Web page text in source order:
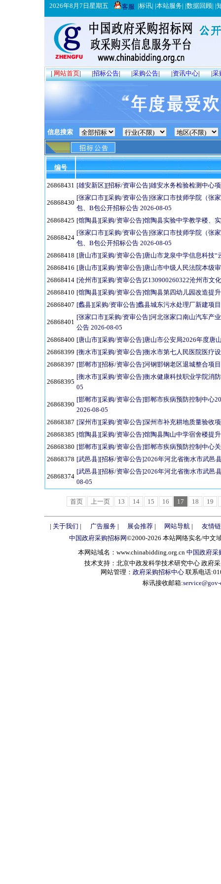
2026年8月7日星期五 客服 |标讯| |本站服务| |数据回顾| |
|网站首页| |招标公告| |采购公告| |资讯中心| |采
信息搜索
编号
26868431 [雄安新区][招标/资审公告]雄安水务检验检测中心
26868430
[张家口市][采购/资审公告]张家口市技师学院（张
包、B包公开招标公告 2026-08-05
26868425 [馆陶县][采购/资审公告]馆陶县实验中学教学楼、
26868424
[张家口市][采购/资审公告]张家口市技师学院（张
包、B包公开招标公告 2026-08-05
26868418 [唐山市][采购/资审公告]唐山市龙泉中学信息科技“
26868416 [唐山市][采购/资审公告]唐山市中级人民法院本级
26868414 [沧州市][采购/资审公告]Z130900260322沧州市文
26868410 [馆陶县][采购/资审公告]馆陶县第四幼儿园改造提
26868407 [蠡县][采购/资审公告]蠡县城东污水处理厂新建项
26868401
[张家口市][采购/资审公告]河北张家口南山汽车产
公告 2026-08-05
26868400 [唐山市][采购/资审公告]唐山市公安局2026年度唐
26868399 [衡水市][采购/资审公告]衡水市第七人民医院医疗
26868397 [邯郸市][招标/资审公告]河钢邯钢老区退城整合项
26868395
[衡水市][采购/资审公告]衡水健康科技职业学院消
05
26868390
[邯郸市][采购/资审公告]邯郸市疾病预防控制中心
2026-08-05
26868387 [深州市][采购/资审公告]深州市补充耕地质量验收
26868385 [馆陶县][采购/资审公告]馆陶县陶山中学宿舍楼提
26868380 [邯郸市][采购/资审公告]邯郸市疾病预防控制中心
26868378 [武邑县][招标/资审公告]2026年河北省衡水市武邑
26868374
[武邑县][招标/资审公告]2026年河北省衡水市武邑
08-05
首页 上一页 13 14 15 16 17 18 19
| 关于我们 | 广告服务| 展会推荐| 网站导航 |
友情
中国政府采购招标网©2000-2026 本站网络实名/中文
本网站域名：www.chinabidding.org.cn 中国政府采
技术支持：北京中政发科学技术研究中心 政府
网站管理： 政府采购招标中心 联系电话
标讯接收邮箱: